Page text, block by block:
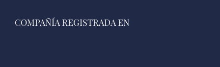
COMPAÑÍA REGISTRADA EN